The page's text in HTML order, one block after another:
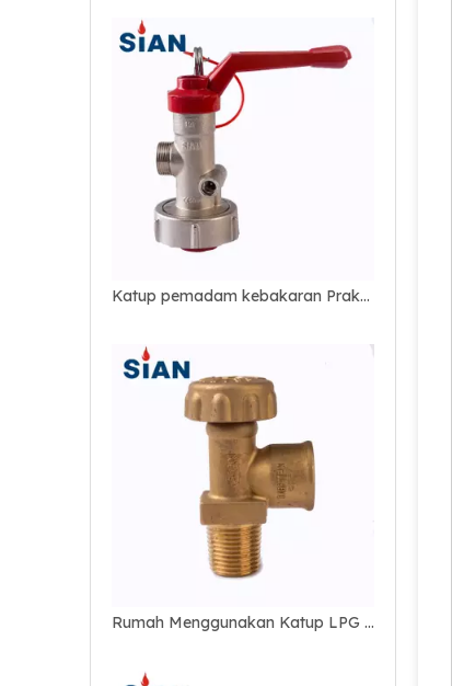
Katup pemadam kebakaran Praktis Paduan Kuningan
Rumah Menggunakan Katup LPG Pengaman Tabung Gas